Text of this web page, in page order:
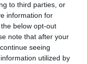
to third parties, or
information for
below opt-out
note that after your
seeing
utilized by